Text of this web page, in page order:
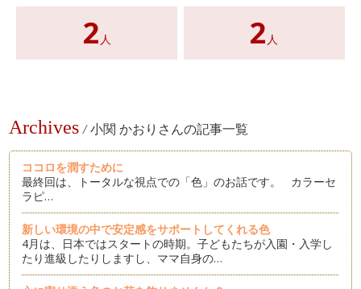
2 人 2 人
Archives / 小関 かおりさんの記事一覧
ココロを潤すために
最終回は、トータルな視点での「色」のお話です。 カラーセ
ラピ…
新しい環境の中で安定感をサポートしてくれる色
4月は、日本ではスタートの時期。子どもたちが入園・入学し
たり進級したりしますし、ママ自身の…